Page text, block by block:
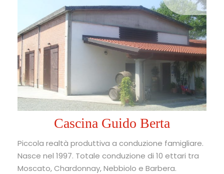
Cascina Guido Berta
Piccola realtà produttiva a conduzione famigliare.
Nasce nel 1997. Totale conduzione di 10 ettari tra
Moscato, Chardonnay, Nebbiolo e Barbera.